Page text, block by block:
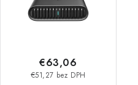
€51,27 bez DPH
€63,06